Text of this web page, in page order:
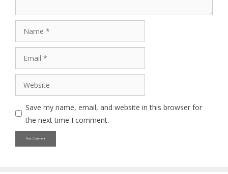
Save my name, email, and website in this browser for
the next time I comment.